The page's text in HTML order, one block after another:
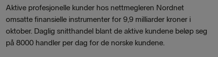
Aktive profesjonelle kunder hos nettmegleren Nordnet
omsatte finansielle instrumenter for 9,9 milliarder kroner i
oktober. Daglig snitthandel blant de aktive kundene beløp seg
på 8000 handler per dag for de norske kundene.